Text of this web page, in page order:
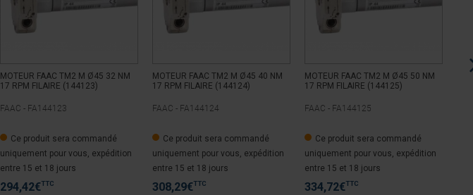
MOTEUR FAAC TM2 M Ø45 32 NM
17 RPM FILAIRE (144123)
FAAC - FA144123
Ce produit sera commandé
uniquement pour vous, expédition
entre 15 et 18 jours
294,42€TTC
MOTEUR FAAC TM2 M Ø45 40 NM
17 RPM FILAIRE (144124)
FAAC - FA144124
Ce produit sera commandé
uniquement pour vous, expédition
entre 15 et 18 jours
308,29€TTC
MOTEUR FAAC TM2 M Ø45 50 NM
17 RPM FILAIRE (144125)
FAAC - FA144125
Ce produit sera commandé
uniquement pour vous, expédition
entre 15 et 18 jours
334,72€TTC